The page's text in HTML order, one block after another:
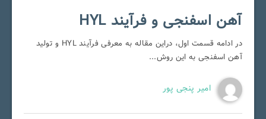
آهن اسفنجی و فرآیند HYL
در ادامه قسمت اول، دراین مقاله به معرفی فرآیند HYL و تولید
آهن اسفنجی به این روش...
امیر پنجی پور